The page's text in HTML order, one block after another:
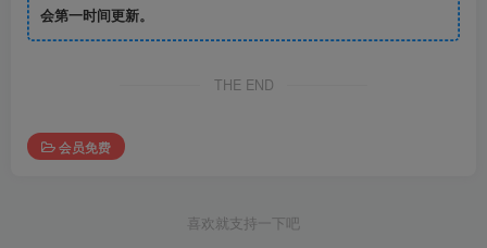
会第一时间更新。
THE END
会员免费
喜欢就支持一下吧